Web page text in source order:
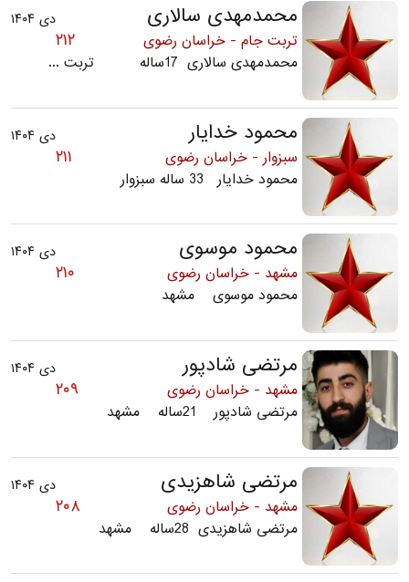
دی ۱۴۰۴ محمدمهدی سالاری
۲۱۲
تربت جام - خراسان رضوی
محمدمهدی سالاری 17ساله تربت ...
دی ۱۴۰۴ محمود خدایار
۲۱۱
سبزوار - خراسان رضوی
محمود خدایار 33 ساله سبزوار
دی ۱۴۰۴ محمود موسوی
۲۱۰
مشهد - خراسان رضوی
محمود موسوی مشهد
دی ۱۴۰۴ مرتضی شادپور
۲۰۹
مشهد - خراسان رضوی
مرتضی شادپور 21ساله مشهد
دی ۱۴۰۴ مرتضی شاهزیدی
۲۰۸
مشهد - خراسان رضوی
مرتضی شاهزیدی 28ساله مشهد